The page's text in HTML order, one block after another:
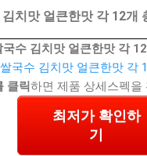
치맛 얼큰한맛 각 12개
국수 김치맛 얼큰한맛 각
클릭하면 제품 상세스펙을
최저가 확인하
기